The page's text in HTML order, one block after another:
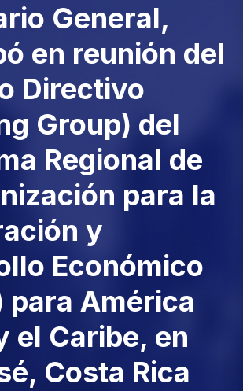
General,
en reunión del
Directivo
Group) del
Regional de
para la
y
Económico
para América
el Caribe, en
Costa Rica